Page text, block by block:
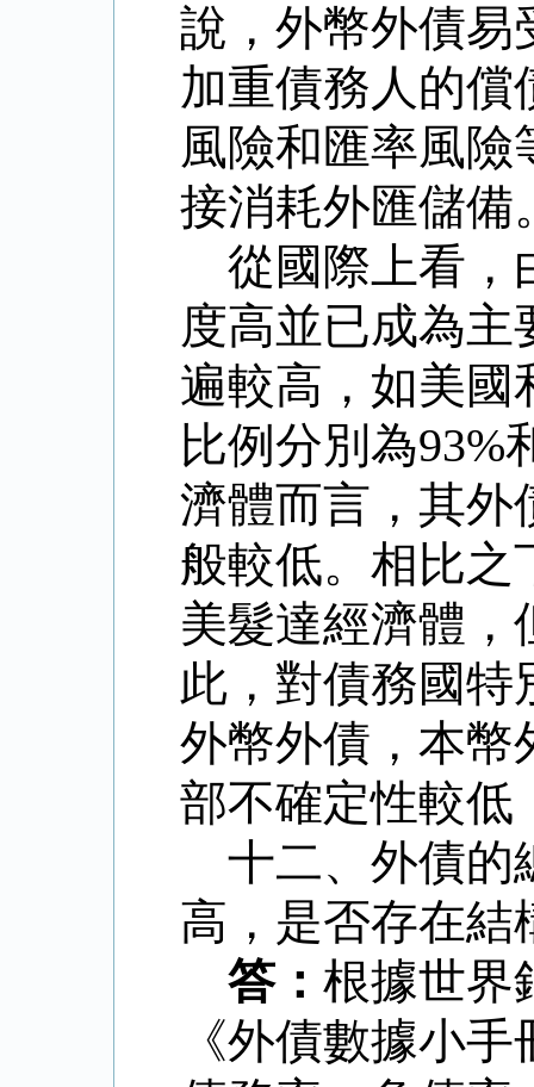
說，外幣外債易
加重債務人的償
風險和匯率風
接消耗外匯儲備
從國際上看，
度高並已成為
遍較高，如美國
比例分別為93%
濟體而言，其外
般較低。相比之
美髮達經濟體，
此，對債務國
外幣外債，本幣
部不確定性較低
十二、外債的
高，是否存在結
答： 根據世界
《外債數據小手